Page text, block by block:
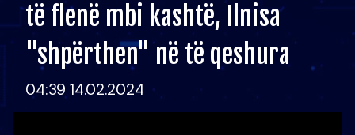
të flenë mbi kashtë, Ilnisa
"shpërthen" në të qeshura
04:39 14.02.2024